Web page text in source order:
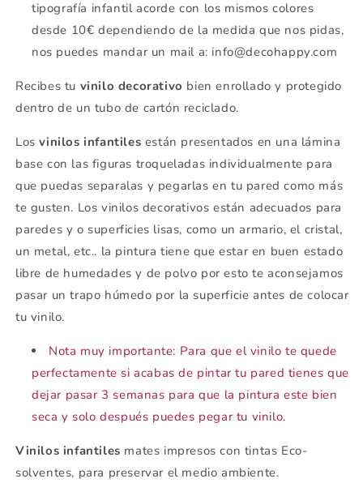
tipografía infantil acorde con los mismos colores
desde 10€ dependiendo de la medida que nos pidas,
nos puedes mandar un mail a: info@decohappy.com
Recibes tu vinilo decorativo bien enrollado y protegido
dentro de un tubo de cartón reciclado.
Losvinilos infantiles están presentados en una lámina
base con las figuras troqueladas individualmente para
que puedas separalas y pegarlas en tu pared como más
te gusten. Los vinilos decorativos están adecuados para
paredes y o superficies lisas, como un armario, el cristal,
un metal, etc.. la pintura tiene que estar en buen estado
libre de humedades y de polvo por esto te aconsejamos
pasar un trapo húmedo por la superficie antes de colocar
tu vinilo.
Nota muy importante: Para que el vinilo te quede
perfectamente si acabas de pintar tu pared tienes que
dejar pasar 3 semanas para que la pintura este bien
seca y solo después puedes pegar tu vinilo.
Vinilos infantiles mates impresos con tintas Eco-
solventes, para preservar el medio ambiente.